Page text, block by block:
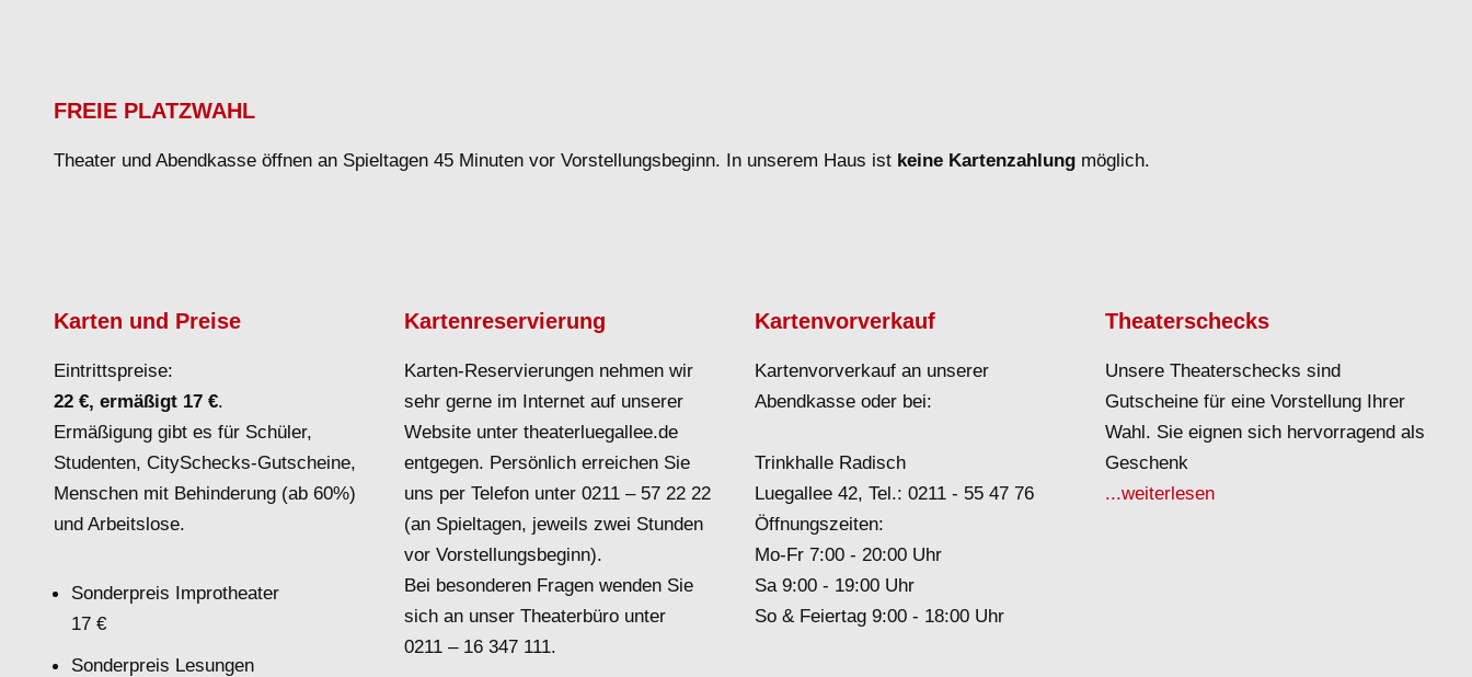
FREIE PLATZWAHL
Theater und Abendkasse öffnen an Spieltagen 45 Minuten vor Vorstellungsbeginn. In unserem Haus ist keine Kartenzahlung möglich.
Karten und Preise
Eintrittspreise:
22 €, ermäßigt 17 €.
Ermäßigung gibt es für Schüler,
Studenten, CitySchecks-Gutscheine,
Menschen mit Behinderung (ab 60%)
und Arbeitslose.
Sonderpreis Improtheater
17 €
Sonderpreis Lesungen
Kartenreservierung
Karten-Reservierungen nehmen wir
sehr gerne im Internet auf unserer
Website unter theaterluegallee.de
entgegen. Persönlich erreichen Sie
uns per Telefon unter0211 – 57 22 22
(an Spieltagen, jeweils zwei Stunden
vor Vorstellungsbeginn).
Bei besonderen Fragen wenden Sie
sich an unser Theaterbüro unter
0211 – 16 347 111.
Kartenvorverkauf
Kartenvorverkauf an unserer
Abendkasse oder bei:
Trinkhalle Radisch
Luegallee 42, Tel.:0211 - 55 47 76
Öffnungszeiten:
Mo-Fr 7:00 - 20:00 Uhr
Sa 9:00 - 19:00 Uhr
So & Feiertag 9:00 - 18:00 Uhr
Theaterschecks
Unsere Theaterschecks sind
Gutscheine für eine Vorstellung Ihrer
Wahl. Sie eignen sich hervorragend als
Geschenk
...weiterlesen